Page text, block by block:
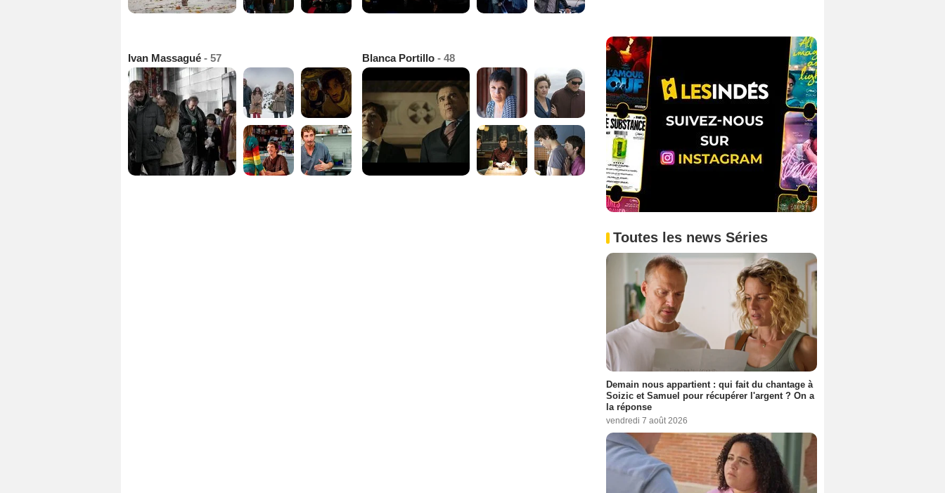
Ivan Massagué - 57 Blanca Portillo - 48
Toutes les news Séries
Demain nous appartient : qui fait du chantage à
Soizic et Samuel pour récupérer l'argent ? On a
la réponse
vendredi 7 août 2026